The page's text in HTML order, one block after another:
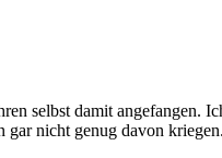
selbst damit angefangen.
nicht genug davon